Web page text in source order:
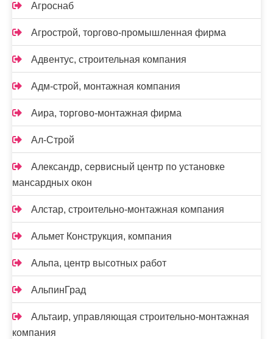
Агроснаб
Агрострой, торгово-промышленная фирма
Адвентус, строительная компания
Адм-строй, монтажная компания
Аира, торгово-монтажная фирма
Ал-Строй
Александр, сервисный центр по установке
мансардных окон
Алстар, строительно-монтажная компания
Альмет Конструкция, компания
Альпа, центр высотных работ
АльпинГрад
Альтаир, управляющая строительно-монтажная
компания